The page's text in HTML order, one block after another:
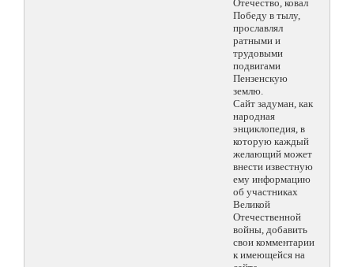
Отечество, ковал
Победу в тылу,
прославлял
ратными и
трудовыми
подвигами
Пензенскую
землю.
Сайт задуман, как
народная
энциклопедия, в
которую каждый
желающий может
внести известную
ему информацию
об участниках
Великой
Отечественной
войны, добавить
свои комментарии
к имеющейся на